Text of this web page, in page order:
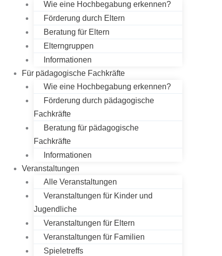
Wie eine Hochbegabung erkennen?
Förderung durch Eltern
Beratung für Eltern
Elterngruppen
Informationen
Für pädagogische Fachkräfte
Wie eine Hochbegabung erkennen?
Förderung durch pädagogische
Fachkräfte
Beratung für pädagogische
Fachkräfte
Informationen
Veranstaltungen
Alle Veranstaltungen
Veranstaltungen für Kinder und
Jugendliche
Veranstaltungen für Eltern
Veranstaltungen für Familien
Spieletreffs